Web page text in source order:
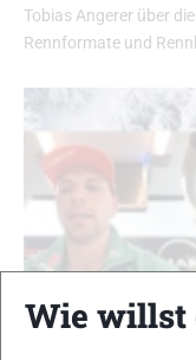
Tobias Angerer über
Rennformate und
Wie willst